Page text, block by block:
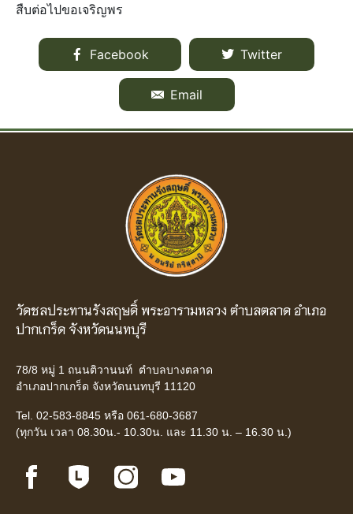
สืบต่อไปขอเจริญพร
Facebook Twitter
Email
วัดชลประทานรังสฤษดิ์ พระอารามหลวง ตำบลตลาด อำเภอ
ปากเกร็ด จังหวัดนนทบุรี
78/8 หมู่ 1 ถนนติวานนท์ ตำบลบางตลาด
อำเภอปากเกร็ด จังหวัดนนทบุรี 11120
Tel. 02-583-8845 หรือ 061-680-3687
(ทุกวัน เวลา 08.30น.- 10.30น. และ 11.30 น. – 16.30 น.)